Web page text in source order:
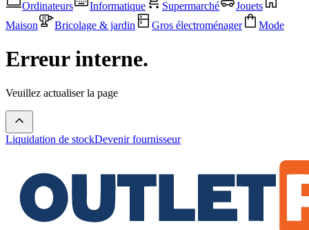
Ordinateurs
Informatique Supermarché
Jouets
Maison
Bricolage & jardin Gros électroménager Mode
Erreur interne.
Veuillez actualiser la page
Liquidation de stockDevenir fournisseur